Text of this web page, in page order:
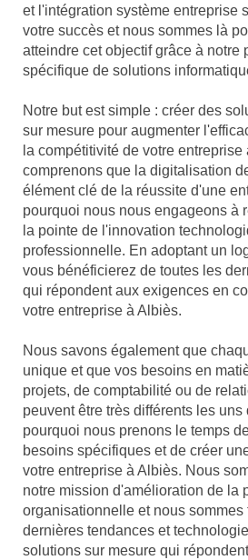
et l'intégration système entreprise
votre succès et nous sommes là
atteindre cet objectif grâce à notre
spécifique de solutions
Notre but est simple : créer des
sur mesure pour augmenter
la compétitivité de votre
comprenons que la digitalisation
élément clé de la réussite d'une
pourquoi nous nous engageons à
la pointe de l'innovation
professionnelle. En adoptant un
vous bénéficierez de toutes les
qui répondent aux exigences en
votre entreprise à Albiès.
Nous savons également que
unique et que vos besoins en
projets, de comptabilité ou de
peuvent être très différents les uns
pourquoi nous prenons le temps
besoins spécifiques et de créer
votre entreprise à Albiès. Nous
notre mission d'amélioration de la
organisationnelle et nous sommes
dernières tendances et
solutions sur mesure qui